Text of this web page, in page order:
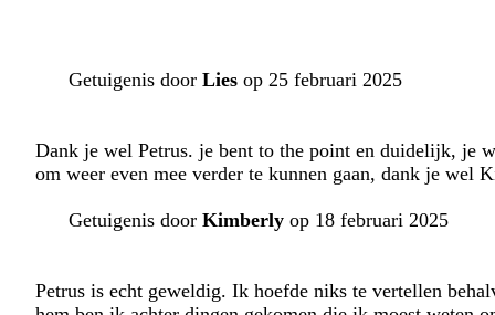
Getuigenis door Lies op 25 februari 2025
Dank je wel Petrus. je bent to the point en duidelijk, je
om weer even mee verder te kunnen gaan, dank je wel
Getuigenis door Kimberly op 18 februari 2025
Petrus is echt geweldig. Ik hoefde niks te vertellen